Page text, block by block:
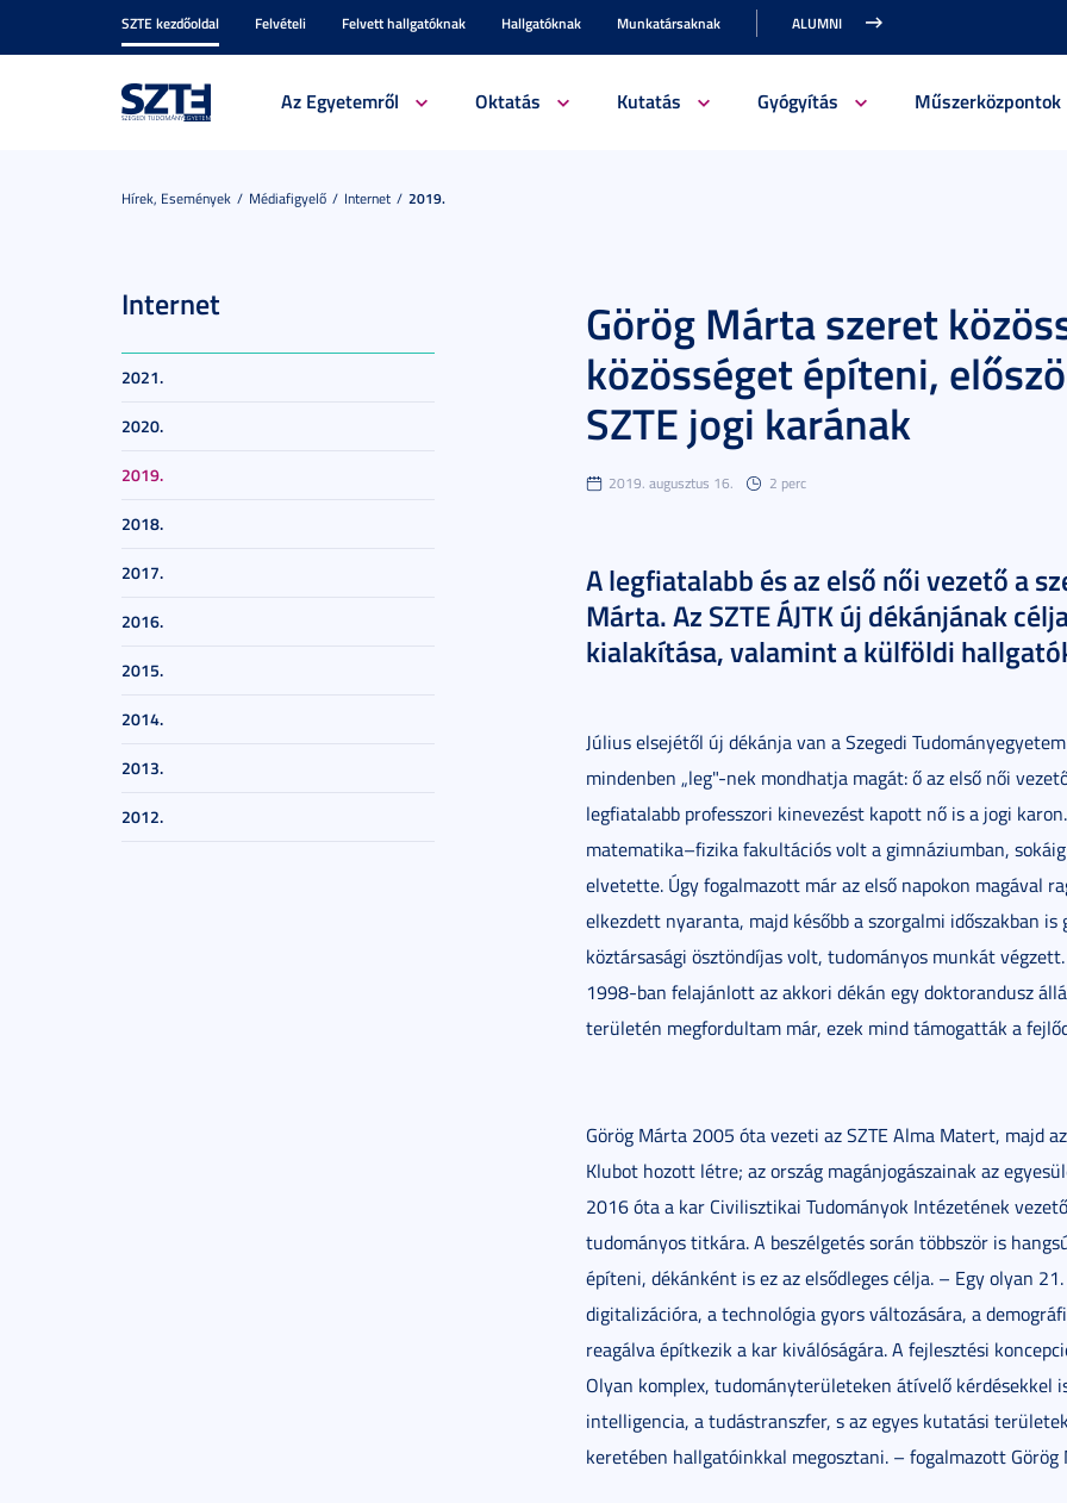
SZTE kezdőoldal Felvételi Felvett hallgatóknak Hallgatóknak Munkatársaknak ALUMNI
Az Egyetemről Oktatás Kutatás Gyógyítás Műszerközpontok
Hírek, Események Médiafigyelő Internet 2019.
Internet
2021.
2020.
2019.
2018.
2017.
2016.
2015.
2014.
2013.
2012.
Görög Márta szeret
közösséget építeni,
SZTE jogi karának
2019. augusztus 16. 2 perc
A legfiatalabb és az első női vezető a
Márta. Az SZTE ÁJTK új dékánjának
kialakítása, valamint a külföldi
Július elsejétől új dékánja van a Szegedi
mindenben „leg"-nek mondhatja magát: ő az első női
legfiatalabb professzori kinevezést kapott nő is a jogi
matematika–fizika fakultációs volt a gimnáziumban,
elvetette. Úgy fogalmazott már az első napokon magával
elkezdett nyaranta, majd később a szorgalmi időszakban
köztársasági ösztöndíjas volt, tudományos munkát
1998-ban felajánlott az akkori dékán egy doktorandusz
területén megfordultam már, ezek mind támogatták a
Görög Márta 2005 óta vezeti az SZTE Alma Matert, majd
Klubot hozott létre; az ország magánjogászainak az
2016 óta a kar Civilisztikai Tudományok Intézetének
tudományos titkára. A beszélgetés során többször is
építeni, dékánként is ez az elsődleges célja. – Egy olyan
digitalizációra, a technológia gyors változására, a
reagálva építkezik a kar kiválóságára. A fejlesztési
Olyan komplex, tudományterületeken átívelő kérdésekkel
intelligencia, a tudástranszfer, s az egyes kutatási
keretében hallgatóinkkal megosztani. – fogalmazott Görög